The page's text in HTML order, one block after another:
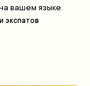
вашем языке.
экспатов